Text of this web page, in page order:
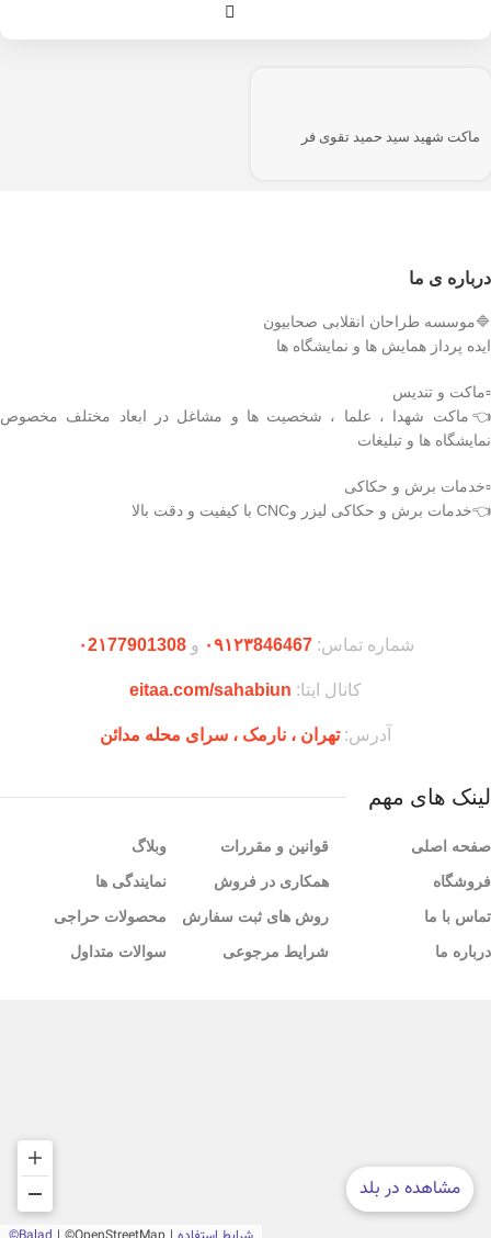
ماکت شهید سید حمید تقوی فر
درباره ی ما
🔷موسسه طراحان انقلابی صحابیون
ایده پرداز همایش ها و نمایشگاه ها
▫️ماکت و تندیس
👈ماکت شهدا ، علما ، شخصیت ها و مشاغل در ابعاد مختلف مخصوص
نمایشگاه ها و تبلیغات
▫️خدمات برش و حکاکی
👈خدمات برش و حکاکی لیزر وCNC با کیفیت و دقت بالا
شماره تماس:۰۹۱۲۳846467 و۰2۱77901308
کانال ایتا: eitaa.com/sahabiun
آدرس:تهران ،‌ نارمک ، سرای محله مدائن
لینک های مهم
صفحه اصلی
فروشگاه
تماس با ما
درباره ما
قوانین و مقررات
همکاری در فروش
روش های ثبت سفارش
شرایط مرجوعی
وبلاگ
نمایندگی ها
محصولات حراجی
سوالات متداول